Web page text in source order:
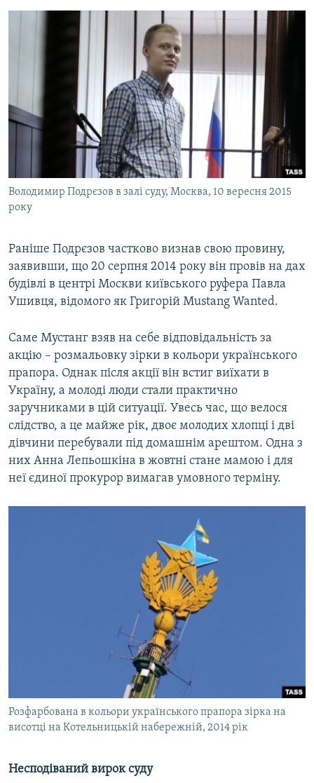
Володимир Подрєзов в залі суду, Москва, 10 вересня 2015
року
Раніше Подрєзов частково визнав свою провину,
заявивши, що 20 серпня 2014 року він провів на дах
будівлі в центрі Москви київського руфера Павла
Ушивця, відомого як Григорій Mustang Wanted.
Саме Мустанг взяв на себе відповідальність за
акцію – розмальовку зірки в кольори українського
прапора. Однак після акції він встиг виїхати в
Україну, а молоді люди стали практично
заручниками в цій ситуації. Увесь час, що велося
слідство, а це майже рік, двоє молодих хлопці і дві
дівчини перебували під домашнім арештом. Одна з
них Анна Лепьошкіна в жовтні стане мамою і для
неї єдиної прокурор вимагав умовного терміну.
Розфарбована в кольори українського прапора зірка на
висотці на Котельницькій набережній, 2014 рік
Несподіваний вирок суду